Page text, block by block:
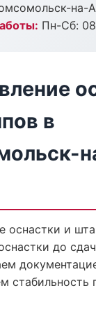
на-
Пн-Сб:
в
оснастки и
до
стабильность